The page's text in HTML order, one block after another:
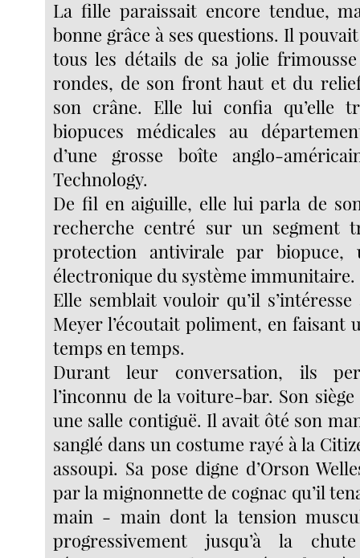
La fille paraissait encore tendue,
bonne grâce à ses questions. Il
tous les détails de sa jolie
rondes, de son front haut et du
son crâne. Elle lui confia qu’elle
biopuces médicales au
d’une grosse boîte anglo-
Technology.
De fil en aiguille, elle lui parla de
recherche centré sur un segment
protection antivirale par biopuce,
électronique du système immunitaire.
Elle semblait vouloir qu’il
Meyer l’écoutait poliment, en faisant
temps en temps.
Durant leur conversation, ils
l’inconnu de la voiture-bar. Son
une salle contiguë. Il avait ôté son
sanglé dans un costume rayé à la
assoupi. Sa pose digne d’Orson
par la mignonnette de cognac qu’il
main - main dont la tension
progressivement jusqu’à la